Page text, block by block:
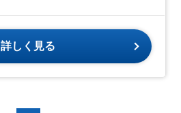
詳しく見る